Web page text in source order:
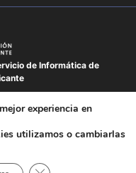
de Informática de
experiencia en
utilizamos o cambiarlas